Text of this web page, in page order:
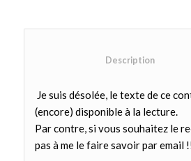
Je suis désolée, le texte de ce
(encore) disponible à la lecture.
Par contre, si vous souhaitez le
pas à me le faire savoir par email